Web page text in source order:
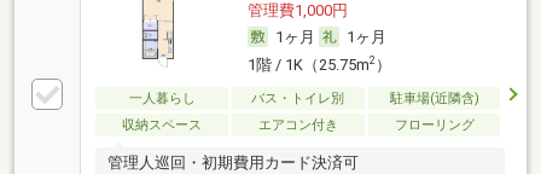
管理費1,000円
1ヶ月
1ヶ月
1階 / 1K（25.75m2）
一人暮らし バス・トイレ別
駐車場(近隣含)
収納スペース
エアコン付き フローリング
管理人巡回・初期費用カード決済可